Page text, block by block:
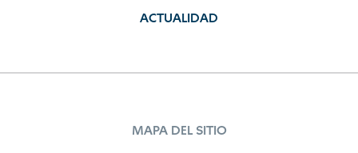
ACTUALIDAD
MAPA DEL SITIO